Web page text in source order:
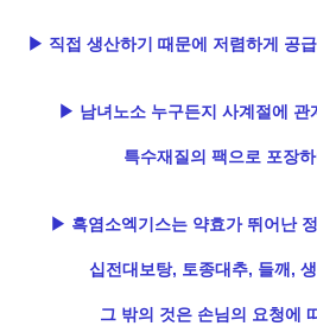
▶ 직접 생산하기 때문에 저렴하게 공
▶ 남녀노소 누구든지 사계절에 관
특수재질의 팩으로 포장
▶ 흑염소엑기스는 약효가 뛰어난
십전대보탕, 토종대추, 들깨,
그 밖의 것은 손님의 요청에